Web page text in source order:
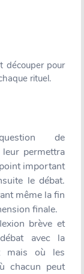
découper pour
rituel.
de
permettra
important
le débat.
même la fin
finale.
brève et
avec la
mais où les
chacun peut